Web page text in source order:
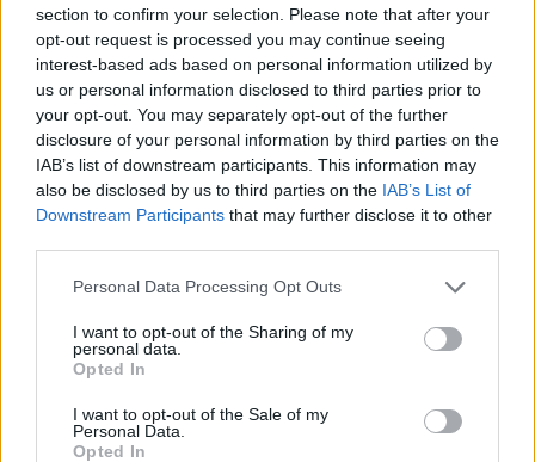
section to confirm your selection. Please note that after your
opt-out request is processed you may continue seeing
interest-based ads based on personal information utilized by
us or personal information disclosed to third parties prior to
your opt-out. You may separately opt-out of the further
disclosure of your personal information by third parties on the
IAB’s list of downstream participants. This information may
also be disclosed by us to third parties on the IAB’s List of
Downstream Participants that may further disclose it to other
Personal Data Processing Opt Outs
I want to opt-out of the Sharing of my
personal data.
Opted In
I want to opt-out of the Sale of my
Personal Data.
Opted In
By signing up, you agree to theΌροι και Προϋποθέσεις
Εγγραφείτε ως εκπαιδευτής
+30 694 9855145
info@spagenesis.gr